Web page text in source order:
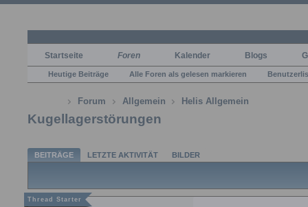
Startseite Foren Kalender Blogs
Heutige Beiträge Alle Foren als gelesen markieren
Forum Allgemein Helis Allgemein
Kugellagerstörungen
BEITRÄGE LETZTE AKTIVITÄT BILDER